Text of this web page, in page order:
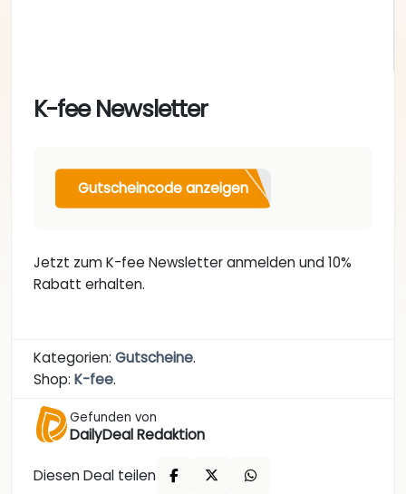
K-fee Newsletter
Gutscheincode anzeigen
Jetzt zum K-fee Newsletter anmelden und 10%
Rabatt erhalten.
Kategorien: Gutscheine.
Shop: K-fee.
Gefunden von
DailyDeal Redaktion
Diesen Deal teilen